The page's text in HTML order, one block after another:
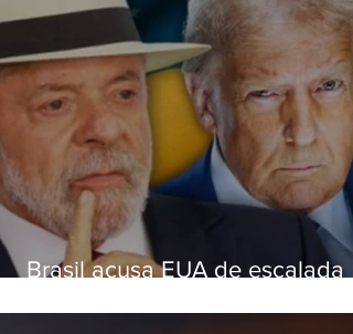
Brasil acusa EUA de escalada
embaixadora